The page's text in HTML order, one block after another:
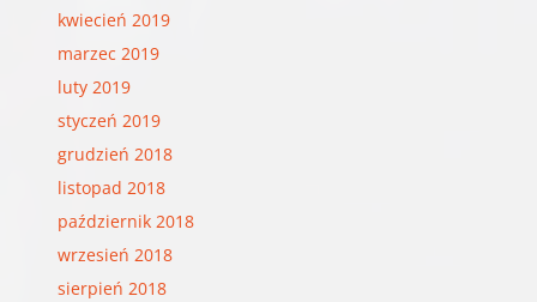
kwiecień 2019
marzec 2019
luty 2019
styczeń 2019
grudzień 2018
listopad 2018
październik 2018
wrzesień 2018
sierpień 2018